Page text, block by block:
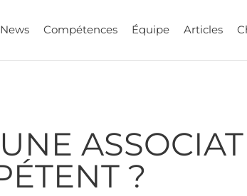
News Compétences Équipe Articles
?